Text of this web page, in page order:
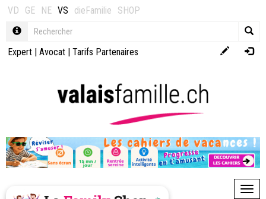
VD GE NE VS dieFamilie SHOP
Expert | Avocat | Tarifs Partenaires